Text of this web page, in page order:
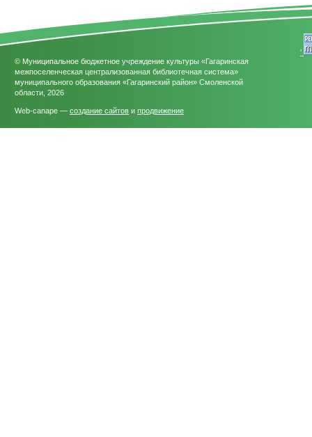
© Муниципальное бюджетное учреждение культуры «Гагаринская
межпоселенческая централизованная библиотечная система»
муниципального образования «Гагаринский район» Смоленской
области, 2026
Web-canape — создание сайтов и продвижение
'